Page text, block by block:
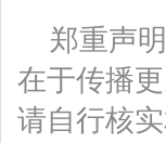
郑重声
在于传播
请自行核实